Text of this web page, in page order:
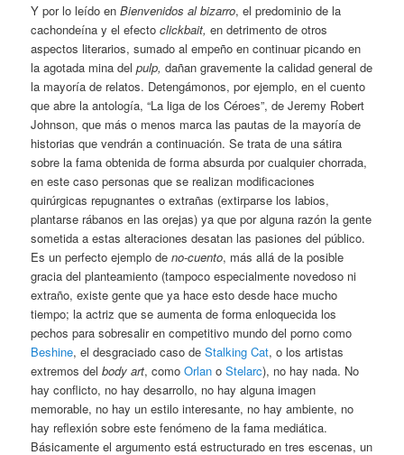
Y por lo leído enBienvenidos al bizarro, el predominio de la
cachondeína y el efectoclickbait, en detrimento de otros
aspectos literarios, sumado al empeño en continuar picando en
la agotada mina delpulp, dañan gravemente la calidad general de
la mayoría de relatos. Detengámonos, por ejemplo, en el cuento
que abre la antología, “La liga de los Céroes”, de Jeremy Robert
Johnson, que más o menos marca las pautas de la mayoría de
historias que vendrán a continuación. Se trata de una sátira
sobre la fama obtenida de forma absurda por cualquier chorrada,
en este caso personas que se realizan modificaciones
quirúrgicas repugnantes o extrañas (extirparse los labios,
plantarse rábanos en las orejas) ya que por alguna razón la gente
sometida a estas alteraciones desatan las pasiones del público.
Es un perfecto ejemplo deno-cuento, más allá de la posible
gracia del planteamiento (tampoco especialmente novedoso ni
extraño, existe gente que ya hace esto desde hace mucho
tiempo; la actriz que se aumenta de forma enloquecida los
pechos para sobresalir en competitivo mundo del porno como
Beshine, el desgraciado caso deStalking Cat, o los artistas
extremos delbody art, comoOrlanoStelarc), no hay nada. No
hay conflicto, no hay desarrollo, no hay alguna imagen
memorable, no hay un estilo interesante, no hay ambiente, no
hay reflexión sobre este fenómeno de la fama mediática.
Básicamente el argumento está estructurado en tres escenas, un